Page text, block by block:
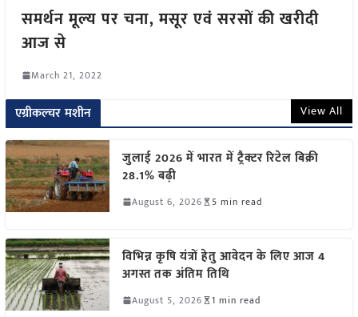
समर्थन मूल्य पर चना, मसूर एवं सरसों की खरीदी
आज से
March 21, 2022
एग्रीकल्चर मशीन View All
जुलाई 2026 में भारत में ट्रैक्टर रिटेल बिक्री
28.1% बढ़ी
August 6, 2026 5 min read
विभिन्न कृषि यंत्रों हेतु आवेदन के लिए आज 4
अगस्त तक अंतिम तिथि
August 5, 2026 1 min read